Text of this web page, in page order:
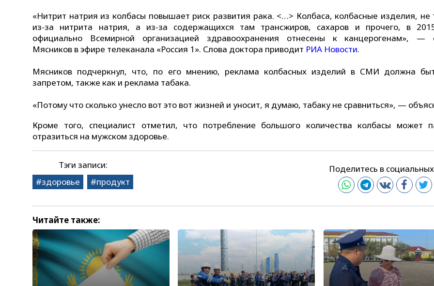
«Нитрит натрия из колбасы повышает риск развития рака. <…> Колбаса, колбасные изделия, не
из-за нитрита натрия, а из-за содержащихся там трансжиров, сахаров и прочего, в
официально Всемирной организацией здравоохранения отнесены к канцерогенам», —
Мясников в эфире телеканала «Россия 1». Слова доктора приводит РИА Новости.
Мясников подчеркнул, что, по его мнению, реклама колбасных изделий в СМИ должна
запретом, также как и реклама табака.
«Потому что сколько унесло вот это вот жизней и уносит, я думаю, табаку не сравниться», —
Кроме того, специалист отметил, что потребление большого количества колбасы может
отразиться на мужском здоровье.
Тэги записи:
здоровье
продукт
Поделитесь в
Читайте также: